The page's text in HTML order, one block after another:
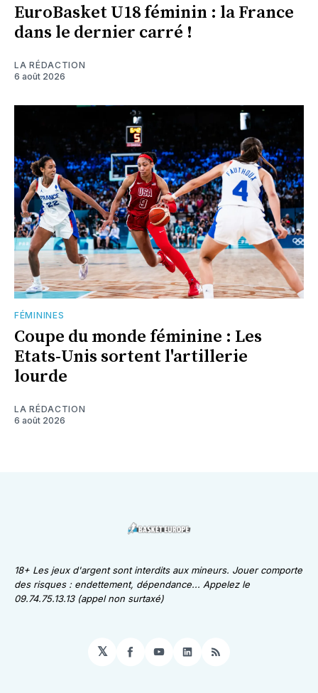
EuroBasket U18 féminin : la France
dans le dernier carré !
LA RÉDACTION
6 août 2026
FÉMININES
Coupe du monde féminine : Les
Etats-Unis sortent l'artillerie
lourde
LA RÉDACTION
6 août 2026
18+ Les jeux d'argent sont interdits aux mineurs. Jouer comporte
des risques : endettement, dépendance... Appelez le
09.74.75.13.13 (appel non surtaxé)
𝕏 Facebook
YouTube
LinkedIn
RSS